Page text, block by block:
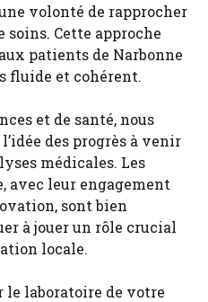
volonté de rapprocher
Cette approche
patients de Narbonne
fluide et cohérent.
et de santé, nous
des progrès à venir
médicales. Les
avec leur engagement
sont bien
à jouer un rôle crucial
locale.
le laboratoire de votre